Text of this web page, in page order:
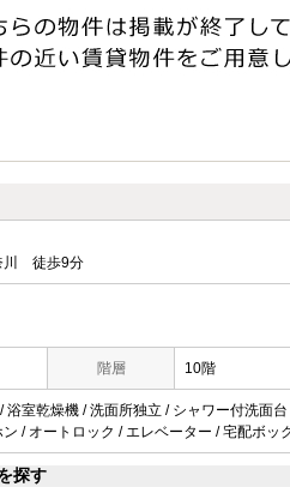
川 徒歩9分
階層 10階
浴室乾燥機 / 洗面所独立 / シャワー付洗面
/ オートロック / エレベーター / 宅配ボ
探す